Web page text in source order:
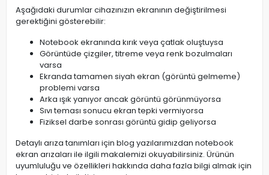
Aşağıdaki durumlar cihazınızın ekranının değiştirilmesi
gerektiğini gösterebilir:
Notebook ekranında kırık veya çatlak oluştuysa
Görüntüde çizgiler, titreme veya renk bozulmaları
varsa
Ekranda tamamen siyah ekran (görüntü gelmeme)
problemi varsa
Arka ışık yanıyor ancak görüntü görünmüyorsa
Sıvı teması sonucu ekran tepki vermiyorsa
Fiziksel darbe sonrası görüntü gidip geliyorsa
Detaylı arıza tanımları için blog yazılarımızdan notebook
ekran arızaları ile ilgili makalemizi okuyabilirsiniz. Ürünün
uyumluluğu ve özellikleri hakkında daha fazla bilgi almak için